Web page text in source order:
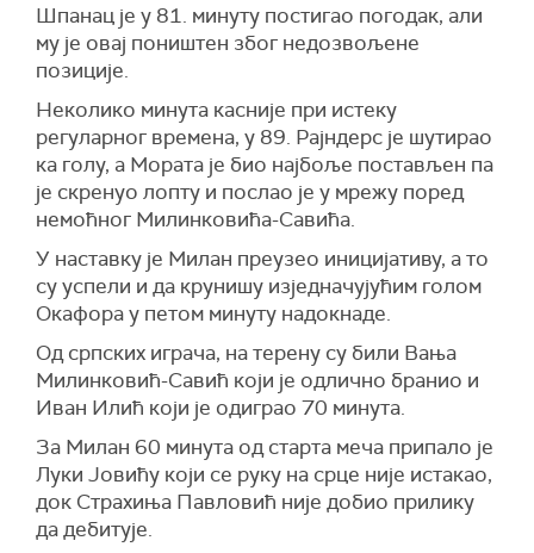
Шпанац је у 81. минуту постигао погодак, али
му је овај поништен због недозвољене
позиције.
Неколико минута касније при истеку
регуларног времена, у 89. Рајндерс је шутирао
ка голу, а Мората је био најбоље постављен па
је скренуо лопту и послао је у мрежу поред
немоћног Милинковића-Савића.
У наставку је Милан преузео иницијативу, а то
су успели и да крунишу изједначујућим голом
Окафора у петом минуту надокнаде.
Од српских играча, на терену су били Вања
Милинковић-Савић који је одлично бранио и
Иван Илић који је одиграо 70 минута.
За Милан 60 минута од старта меча припало је
Луки Јовићу који се руку на срце није истакао,
док Страхиња Павловић није добио прилику
да дебитује.